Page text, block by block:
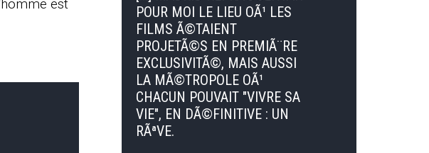
est
POUR MOI LE LIEU OÃ¹ LES
FILMS Ã©TAIENT
PROJETÃ©S EN PREMIÃ¨RE
EXCLUSIVITÃ©, MAIS AUSSI
LA MÃ©TROPOLE OÃ¹
CHACUN POUVAIT "VIVRE SA
VIE", EN DÃ©FINITIVE : UN
RÃªVE.